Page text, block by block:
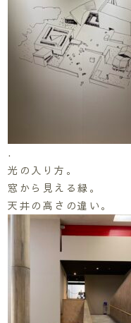
.
光の入り方。
窓から見える緑。
天井の高さの違い。